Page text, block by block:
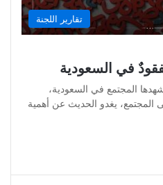
تقارير اللجنة
في السعودية
المجتمع في السعودية،
المجتمع، يغدو الحديث عن أهمية